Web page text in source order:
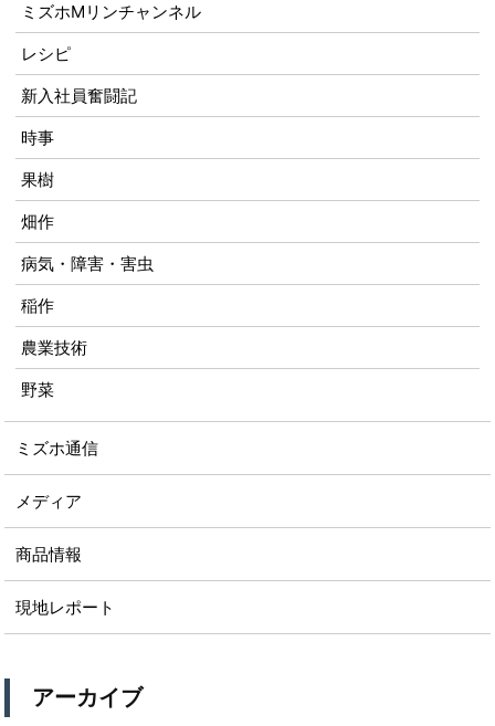
ミズホMリンチャンネル
レシピ
新入社員奮闘記
時事
果樹
畑作
病気・障害・害虫
稲作
農業技術
野菜
ミズホ通信
メディア
商品情報
現地レポート
アーカイブ